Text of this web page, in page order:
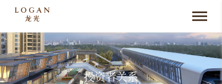
投资者关系